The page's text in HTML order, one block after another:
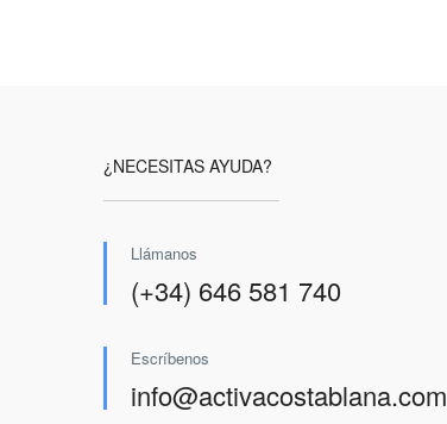
¿NECESITAS AYUDA?
Llámanos
(+34) 646 581 740
Escríbenos
info@activacostablana.com